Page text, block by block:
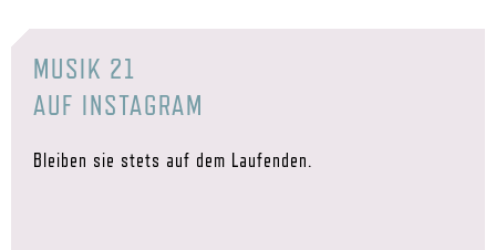
MUSIK 21
AUF INSTAGRAM
Bleiben sie stets auf dem Laufenden.